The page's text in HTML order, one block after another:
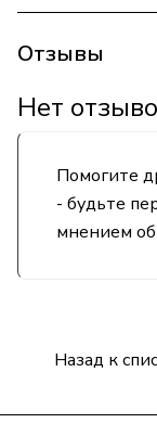
Отзывы
Помогите
- будьте
мнением
Нет
Назад к